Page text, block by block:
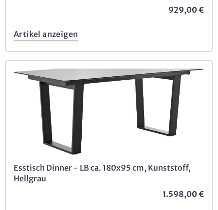
929,00 €
Artikel anzeigen
Esstisch Dinner - LB ca. 180x95 cm, Kunststoff,
Hellgrau
1.598,00 €